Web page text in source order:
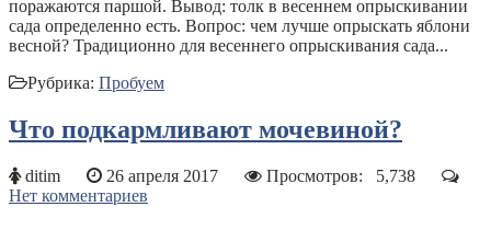
поражаются паршой. Вывод: толк в весеннем опрыскивании
сада определенно есть. Вопрос: чем лучше опрыскать яблони
весной? Традиционно для весеннего опрыскивания сада...
Рубрика: Пробуем
Что подкармливают мочевиной?
ditim 26 апреля 2017 Просмотров: 5,738
Нет комментариев